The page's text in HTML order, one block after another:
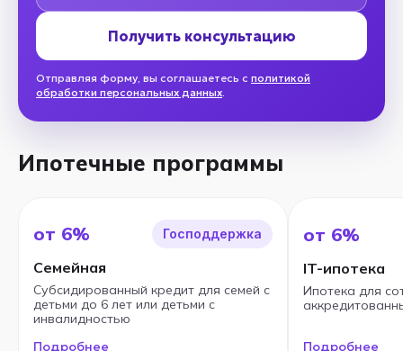
Получить консультацию
Отправляя форму, вы соглашаетесь с политикой
обработки персональных данных
Ипотечные программы
от 6% Господдержка
Семейная
Субсидированный кредит для семей с
детьми до 6 лет или детьми с
инвалидностью
Подробнее
от 6%
IT-ипотека
Ипотека для
Подробнее